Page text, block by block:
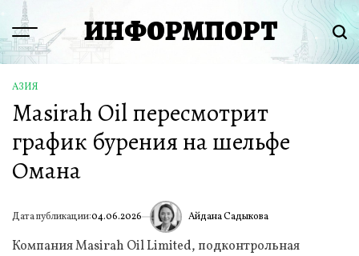
Перейти
содержимому
Menu ИНФОРМПОРТ
ОПУБЛИКОВАНО
В
АЗИЯ
Masirah Oil пересмотрит
график бурения на шельфе
Омана
Дата публикации:04.06.2026 ИА Айдана Садыкова
Компания Masirah Oil Limited, подконтрольная